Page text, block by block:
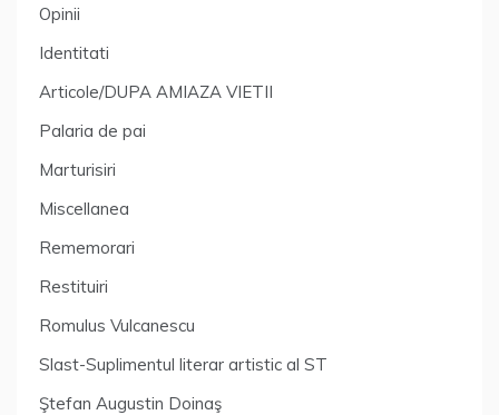
Opinii
Identitati
Articole/DUPA AMIAZA VIETII
Palaria de pai
Marturisiri
Miscellanea
Rememorari
Restituiri
Romulus Vulcanescu
Slast-Suplimentul literar artistic al ST
Ştefan Augustin Doinaş